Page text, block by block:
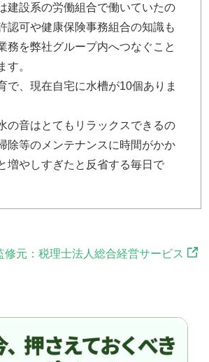
建設系の労働組合で働いていたの
認可や健康保険事務組合の知識も
務を弊社グループ内へつなぐこと
す。
で、現在自宅に水槽が10個ありま
の音はとてもリラックスできるの
除等のメンテナンスに時間がかか
増やしすぎたと反省する毎日で
修元：税理士法人総合経営サービス